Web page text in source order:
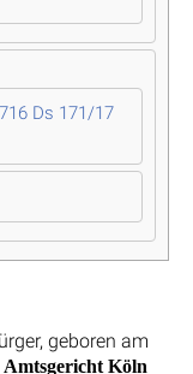
Ds 171/17
geboren am
Amtsgericht Köln